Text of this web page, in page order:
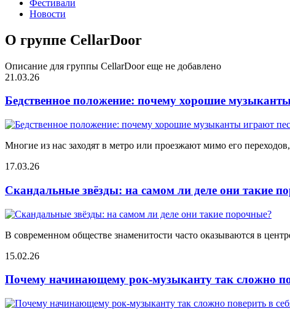
Фестивали
Новости
О группе CellarDoor
Описание для группы CellarDoor еще не добавлено
21.03.26
Бедственное положение: почему хорошие
Многие из нас заходят в метро или проезжают мимо его
17.03.26
Скандальные звёзды: на самом ли деле они такие
В современном обществе знаменитости часто оказываются в
15.02.26
Почему начинающему рок-музыканту так сложно